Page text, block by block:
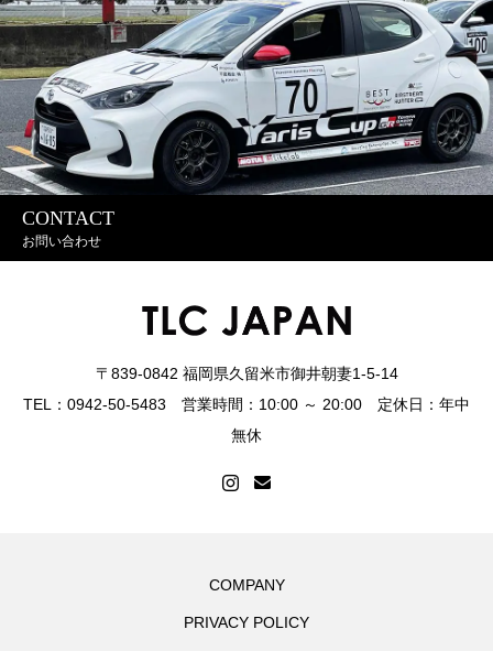
CONTACT
お問い合わせ
〒839-0842 福岡県久留米市御井朝妻1-5-14
TEL：0942-50-5483 営業時間：10:00 ～ 20:00 定休日：年中
無休
COMPANY
PRIVACY POLICY